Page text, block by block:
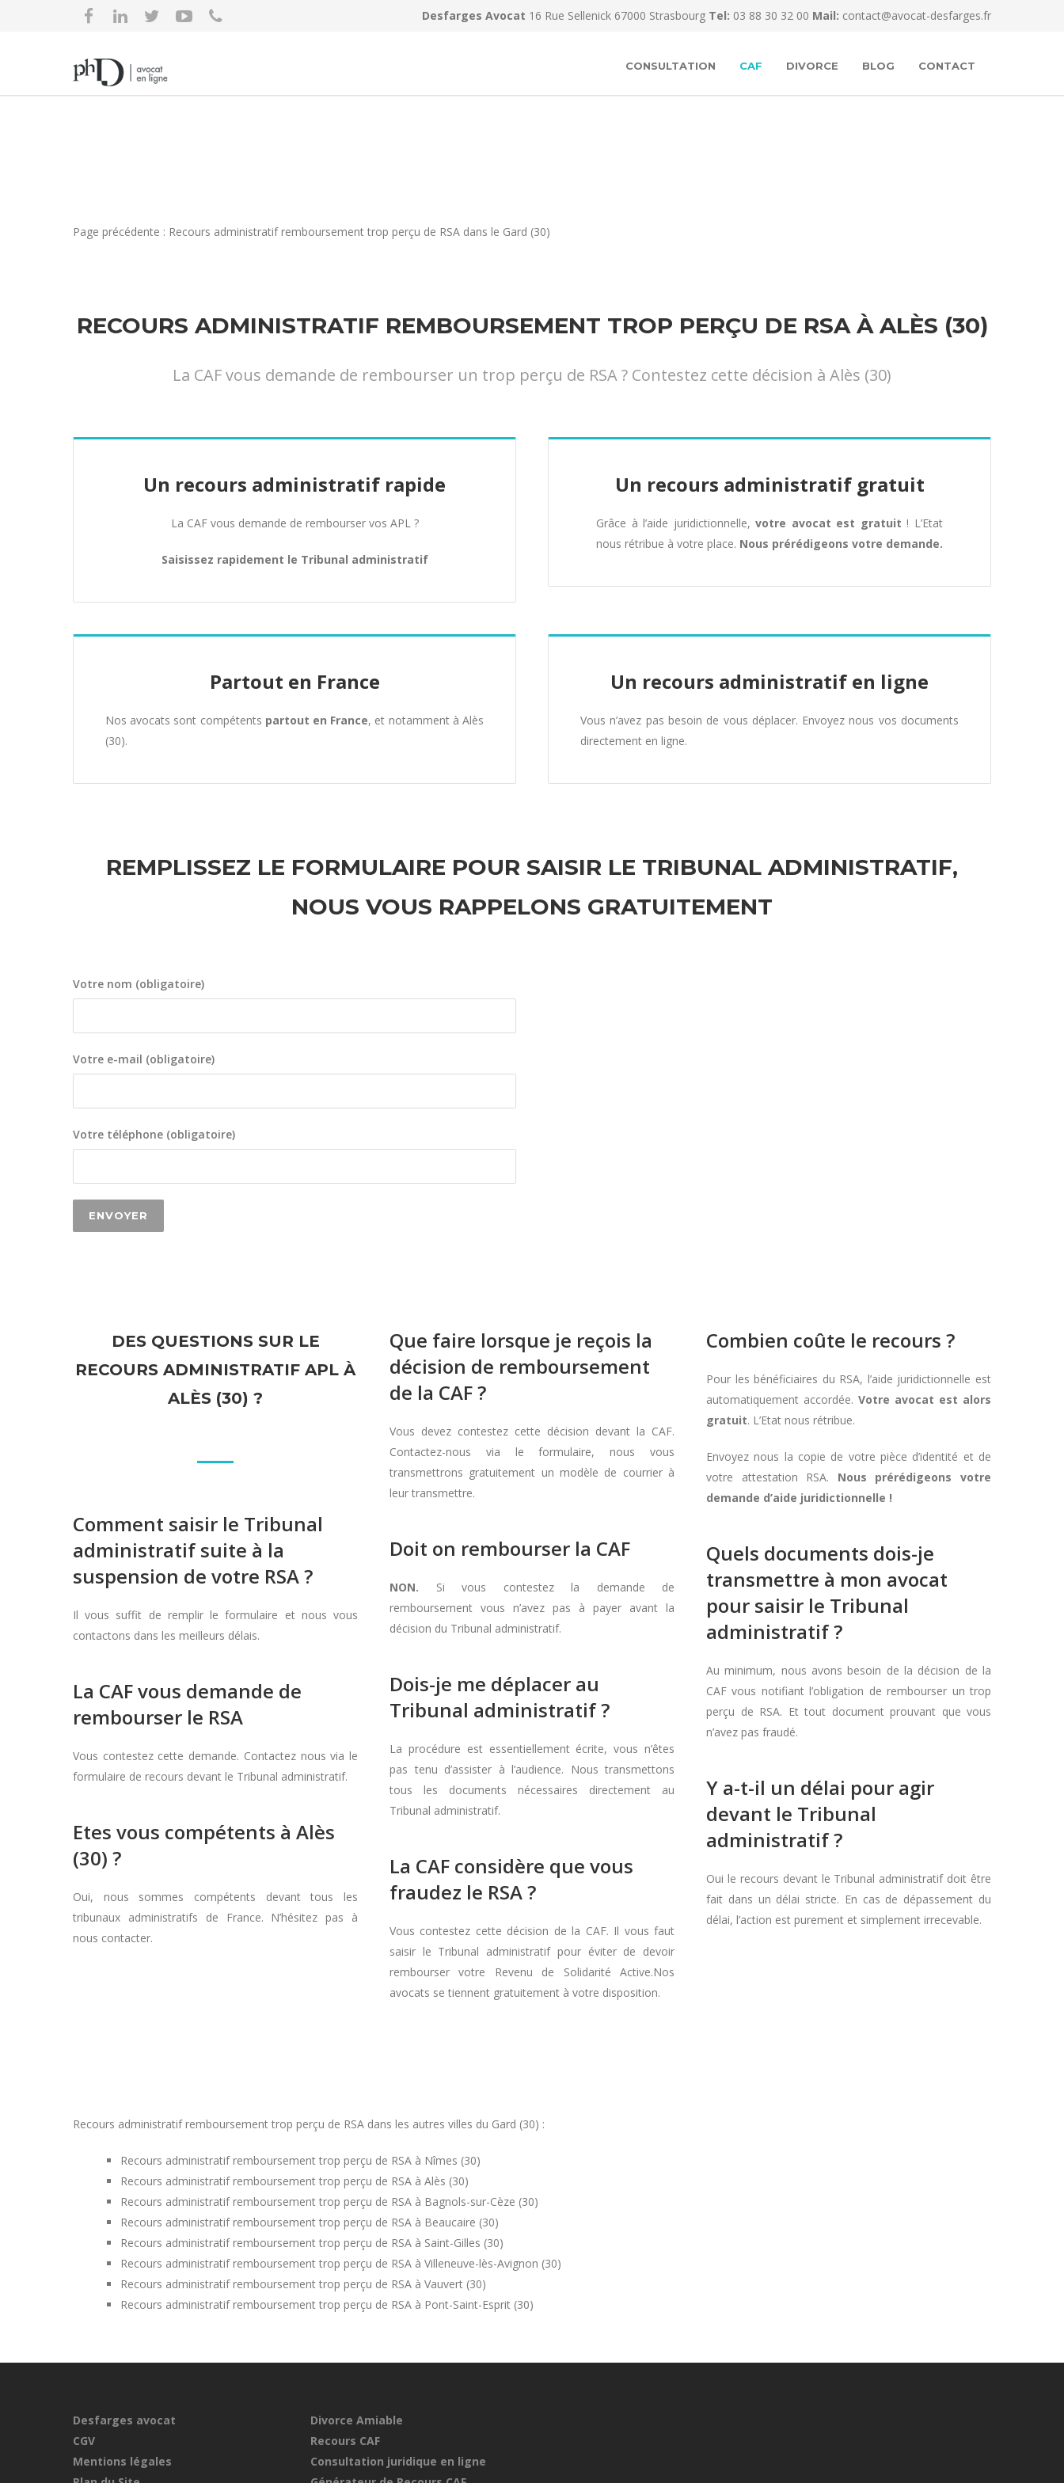
Desfarges Avocat 16 Rue Sellenick 67000 Strasbourg Tel: 03 88 30 32 00 Mail: contact@avocat-desfarges.fr
CONSULTATION CAF DIVORCE BLOG CONTACT
Page précédente : Recours administratif remboursement trop perçu de RSA dans le Gard (30)
RECOURS ADMINISTRATIF REMBOURSEMENT TROP PERÇU DE RSA À ALÈS (30)
La CAF vous demande de rembourser un trop perçu de RSA ? Contestez cette décision à Alès (30)
Un recours administratif rapide
La CAF vous demande de rembourser vos APL ?
Saisissez rapidement le Tribunal administratif
Un recours administratif gratuit
Grâce à l’aide juridictionnelle,votre avocat est gratuit ! L’Etat
nous rétribue à votre place. Nous prérédigeons votre demande.
Partout en France
Nos avocats sont compétents partout en France, et notamment à Alès
(30).
Un recours administratif en ligne
Vous n’avez pas besoin de vous déplacer. Envoyez nous vos documents
directement en ligne.
REMPLISSEZ LE FORMULAIRE POUR SAISIR LE TRIBUNAL ADMINISTRATIF,
NOUS VOUS RAPPELONS GRATUITEMENT
Votre nom (obligatoire)
Votre e-mail (obligatoire)
Votre téléphone (obligatoire)
DES QUESTIONS SUR LE
RECOURS ADMINISTRATIF APL À
ALÈS (30) ?
Comment saisir le Tribunal
administratif suite à la
suspension de votre RSA ?
Il vous suffit de remplir le formulaire et nous vous
contactons dans les meilleurs délais.
La CAF vous demande de
rembourser le RSA
Vous contestez cette demande. Contactez nous via le
formulaire de recours devant le Tribunal administratif.
Etes vous compétents à Alès
(30) ?
Oui, nous sommes compétents devant tous les
tribunaux administratifs de France. N’hésitez pas à
nous contacter.
Que faire lorsque je reçois la
décision de remboursement
de la CAF ?
Vous devez contestez cette décision devant la CAF.
Contactez-nous via le formulaire, nous vous
transmettrons gratuitement un modèle de courrier à
leur transmettre.
Doit on rembourser la CAF
NON. Si vous contestez la demande de
remboursement vous n’avez pas à payer avant la
décision du Tribunal administratif.
Dois-je me déplacer au
Tribunal administratif ?
La procédure est essentiellement écrite, vous n’êtes
pas tenu d’assister à l’audience. Nous transmettons
tous les documents nécessaires directement au
Tribunal administratif.
La CAF considère que vous
fraudez le RSA ?
Vous contestez cette décision de la CAF. Il vous faut
saisir le Tribunal administratif pour éviter de devoir
rembourser votre Revenu de Solidarité Active.Nos
avocats se tiennent gratuitement à votre disposition.
Combien coûte le recours ?
Pour les bénéficiaires du RSA, l’aide juridictionnelle est
automatiquement accordée. Votre avocat est alors
gratuit. L’Etat nous rétribue.
Envoyez nous la copie de votre pièce d’identité et de
votre attestation RSA. Nous prérédigeons votre
demande d’aide juridictionnelle !
Quels documents dois-je
transmettre à mon avocat
pour saisir le Tribunal
administratif ?
Au minimum, nous avons besoin de la décision de la
CAF vous notifiant l’obligation de rembourser un trop
perçu de RSA. Et tout document prouvant que vous
n’avez pas fraudé.
Y a-t-il un délai pour agir
devant le Tribunal
administratif ?
Oui le recours devant le Tribunal administratif doit être
fait dans un délai stricte. En cas de dépassement du
délai, l’action est purement et simplement irrecevable.
Recours administratif remboursement trop perçu de RSA dans les autres villes du Gard (30) :
Recours administratif remboursement trop perçu de RSA à Nîmes (30)
Recours administratif remboursement trop perçu de RSA à Alès (30)
Recours administratif remboursement trop perçu de RSA à Bagnols-sur-Cèze (30)
Recours administratif remboursement trop perçu de RSA à Beaucaire (30)
Recours administratif remboursement trop perçu de RSA à Saint-Gilles (30)
Recours administratif remboursement trop perçu de RSA à Villeneuve-lès-Avignon (30)
Recours administratif remboursement trop perçu de RSA à Vauvert (30)
Recours administratif remboursement trop perçu de RSA à Pont-Saint-Esprit (30)
Desfarges avocat
CGV
Mentions légales
Divorce Amiable
Recours CAF
Consultation juridique en ligne